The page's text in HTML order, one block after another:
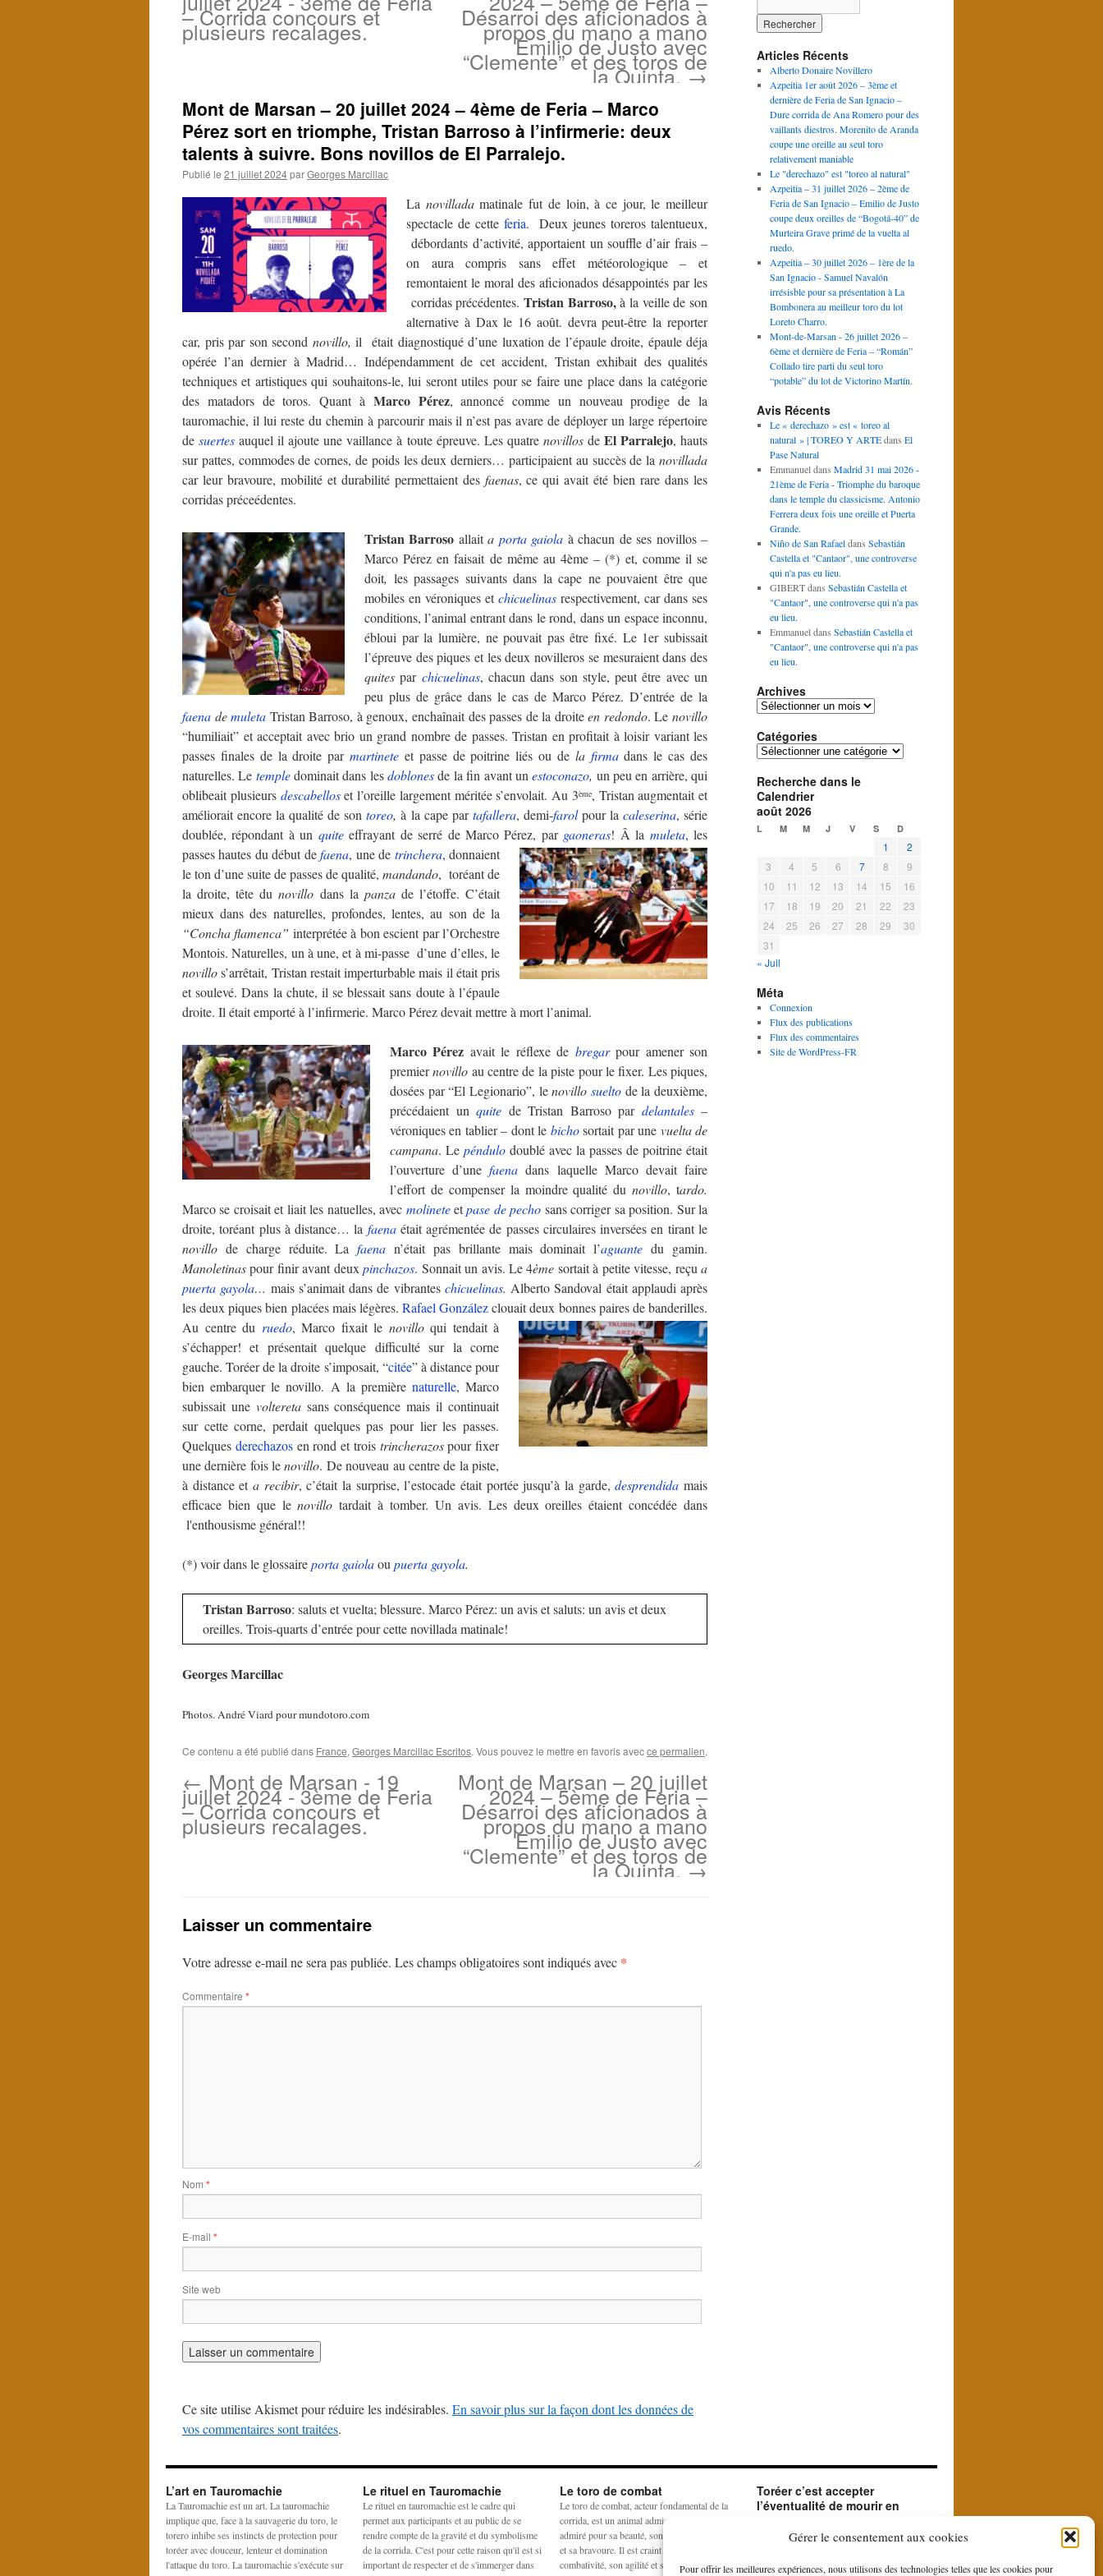
Gérer le consentement aux cookies
Pour offrir les meilleures expériences, nous utilisons des technologies telles que les cookies pour
– Corrida concours et
plusieurs recalages. Désarroi des aficionados à
propos du mano a mano
Emilio de Justo avec
“Clemente” et des toros de
la Quinta.→
Mont de Marsan – 20 juillet 2024 – 4ème de Feria – Marco
Pérez sort en triomphe, Tristan Barroso à l’infirmerie: deux
talents à suivre. Bons novillos de El Parralejo.
Publié le 21 juillet 2024parGeorges Marcillac
La novilladamatinale fut de loin, à ce jour, le meilleur
spectacle de cette feria. Deux jeunes toreros talentueux,
débordants d’activité, apportaient un souffle d’air frais –
on aura compris sans effet météorologique – et
remontaient le moral des aficionados désappointés par les
corridas précédentes. Tristan Barroso,à la veille de son
alternative à Dax le 16 août. devra peut-être la reporter
car, pris par son second novillo, il était diagnostiqué d’une luxation de l’épaule droite, épaule déja
opérée l’an dernier à Madrid… Indépendamment de cet accident, Tristan exhibait des qualités
techniques et artistiques qui souhaitons-le, lui seront utiles pour se faire une place dans la catégorie
des matadors de toros. Quant à Marco Pérez, annoncé comme un nouveau prodige de la
tauromachie, il lui reste du chemin à parcourir mais il n’est pas avare de déployer un large répertoire
desuertes auquel il ajoute une vaillance à toute épreuve. Les quatre novillosde El Parralejo, hauts
sur pattes, commodes de cornes, de poids les deux derniers… participaient au succès de la novillada
car leur bravoure, mobilité et durabilité permettaient des faenas, ce qui avait été bien rare dans les
corridas préceédentes.
Tristan Barroso allaita porta gaiola à chacun de ses novillos–
Marco Pérez en faisait de même au 4ème – (*) et, comme il se
doit, les passages suivants dans la cape ne pouvaient être que
mobiles en véroniques etchicuelinas respectivement, car dans ses
conditions, l’animal entrant dans le rond, dans un espace inconnu,
ébloui par la lumière, ne pouvait pas être fixé. Le 1er subissait
l’épreuve des piques et les deux novilleros se mesuraient dans des
quitespar chicuelinas, chacun dans son style, peut être avec un
peu plus de grâce dans le cas de Marco Pérez. D’entrée de la
faena demuleta Tristan Barroso, à genoux, enchaînait des passes de la droiteen redondo. Le novillo
“humiliait” et acceptait avec brio un grand nombre de passes. Tristan en profitait à loisir variant les
passes finales de la droite parmartinete et passe de poitrine liés ou de la firmadans le cas des
naturelles. Le templedominait dans lesdoblonesde la fin avant unestoconazo, un peu en arrière, qui
oblibeait plusieurs descabelloset l’oreille largement méritée s’envolait. Au 3ème, Tristan augmentait et
améliorait encore la qualité de sontoreo,à la cape partafallera, demi-farolpour la caleserina, série
doublée, répondant à un quiteeffrayant de serré de Marco Pérez, par gaoneras! Â la muleta, les
passes hautes du début defaena, une de trinchera, donnaient
le ton d’une suite de passes de qualité, mandando, toréant de
la droite, tête dunovillo dans la panzade l’étoffe. C’était
mieux dans des naturelles, profondes, lentes, au son de la
“Concha flamenca” interprétée à bon escient par l’Orchestre
Montois. Naturelles, un à une, et à mi-passe d’une d’elles, le
novillos’arrêtait, Tristan restait imperturbable mais il était pris
et soulevé. Dans la chute, il se blessait sans doute à l’épaule
droite. Il était emporté à l’infirmerie. Marco Pérez devait mettre à mort l’animal.
Marco Pérez avait le réflexe de bregarpour amener son
premiernovillo au centre de la piste pour le fixer. Les piques,
dosées par “El Legionario”, lenovillo suelto de la deuxième,
précédaient un quite de Tristan Barroso par delantales–
véroniques en tablier – dont le bichosortait par une vuelta de
campana. Le péndulo doublé avec la passes de poitrine était
l’ouverture d’unefaena dans laquelle Marco devait faire
l’effort de compenser la moindre qualité dunovillo, tardo.
Marco se croisait et liait les natuelles, avec molinete etpase de pecho sans corriger sa position. Sur la
droite, toréant plus à distance… la faenaétait agrémentée de passes circulaires inversées en tirant le
novillo de charge réduite. Lafaena n’était pas brillante mais dominait l’aguante du gamin.
Manoletinaspour finir avant deuxpinchazos. Sonnait un avis. Le 4ème sortait à petite vitesse, reçu a
puerta gayola… mais s’animait dans de vibrantes chicuelinas. Alberto Sandoval était applaudi après
les deux piques bien placées mais légères. Rafael Gonzálezclouait deux bonnes paires de banderilles.
Au centre du ruedo, Marco fixait le novilloqui tendait à
s’échapper! et présentait quelque difficulté sur la corne
gauche. Toréer de la droite s’imposait, “citée” à distance pour
bien embarquer le novillo. A la première naturelle, Marco
subissait une volteretasans conséquence mais il continuait
sur cette corne, perdait quelques pas pour lier les passes.
Quelques derechazosen rond et trois trincherazospour fixer
une dernière fois lenovillo. De nouveau au centre de la piste,
à distance et a recibir, c’était la surprise, l’estocade était portée jusqu’à la garde,desprendida mais
efficace bien que lenovillotardait à tomber. Un avis. Les deux oreilles étaient concédée dans
l'enthousisme général!!
(*) voir dans le glossaireporta gaiolaou puerta gayola.
Tristan Barroso: saluts et vuelta; blessure. Marco Pérez: un avis et saluts: un avis et deux
oreilles. Trois-quarts d’entrée pour cette novillada matinale!
Georges Marcillac
Photos. André Viard pour mundotoro.com
Ce contenu a été publié dans France, Georges Marcillac Escritos. Vous pouvez le mettre en favoris avecce permalien.
← Mont de Marsan - 19
juillet 2024 - 3ème de Feria
– Corrida concours et
plusieurs recalages.
Mont de Marsan – 20 juillet
2024 – 5ème de Feria –
Désarroi des aficionados à
propos du mano a mano
Emilio de Justo avec
“Clemente” et des toros de
la Quinta.→
Laisser un commentaire
Votre adresse e-mail ne sera pas publiée. Les champs obligatoires sont indiqués avec *
Commentaire *
Nom *
E-mail *
Site web
Ce site utilise Akismet pour réduire les indésirables. En savoir plus sur la façon dont les données de
vos commentaires sont traitées.
Articles Récents
Alberto Donaire Novillero
Azpeitia 1er août 2026 – 3ème et
dernière de Feria de San Ignacio –
Dure corrida de Ana Romero pour des
vaillants diestros. Morenito de Aranda
coupe une oreille au seul toro
relativement maniable
Le "derechazo" est "toreo al natural"
Azpeitia – 31 juillet 2026 – 2ème de
Feria de San Ignacio – Emilio de Justo
coupe deux oreilles de “Bogotá-40” de
Murteira Grave primé de la vuelta al
ruedo.
Azpeitia – 30 juillet 2026 – 1ère de la
San Ignacio - Samuel Navalón
irrésisble pour sa présentation à La
Bombonera au meilleur toro du lot
Loreto Charro.
Mont-de-Marsan - 26 juillet 2026 –
6ème et dernière de Feria – “Román”
Collado tire parti du seul toro
“potable” du lot de Victorino Martín.
Avis Récents
Le « derechazo » est « toreo al
natural » | TOREO Y ARTEdans El
Pase Natural
Emmanueldans Madrid 31 mai 2026 -
21ème de Feria - Triomphe du baroque
dans le temple du classicisme. Antonio
Ferrera deux fois une oreille et Puerta
Grande.
Niño de San Rafaeldans Sebastián
Castella et "Cantaor", une controverse
qui n'a pas eu lieu.
GIBERTdans Sebastián Castella et
"Cantaor", une controverse qui n'a pas
eu lieu.
Emmanueldans Sebastián Castella et
"Cantaor", une controverse qui n'a pas
eu lieu.
Archives
Archives
Catégories
Catégories
Recherche dans le
Calendrier
août 2026
L M M J V S D
1
2
3
4 5 6 7 8
9
10
11 12 13 14 15
16
17
18 19 20 21 22
23
24
25 26 27 28 29
30
31
« Juil
Méta
Connexion
Flux des publications
Flux des commentaires
Site de WordPress-FR
L’art en Tauromachie
La Tauromachie est un art. La tauromachie
implique que, face à la sauvagerie du toro, le
torero inhibe ses instincts de protection pour
toréer avec douceur, lenteur et domination
l'attaque du toro. La tauromachie s'exécute sur
Le rituel en Tauromachie
Le rituel en tauromachie est le cadre qui
permet aux participants et au public de se
rendre compte de la gravité et du symbolisme
de la corrida. C'est pour cette raison qu'il est si
important de respecter et de s'immerger dans
Le toro de combat
Le toro de combat, acteur fondamental de la
corrida, est un animal admiré et craint. Il est
admiré pour sa beauté, son harmonie physique
et sa bravoure. Il est craint pour sa
combativité, son agilité et sa force. La
Toréer c’est accepter
l’éventualité de mourir en
Le matador accepte en toréant l'éventualité de
beau et du sublime que le contraste entre la